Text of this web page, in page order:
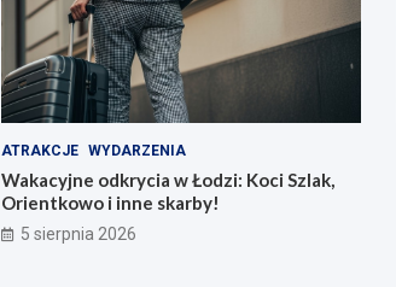
ATRAKCJE WYDARZENIA
Wakacyjne odkrycia w Łodzi: Koci Szlak,
Orientkowo i inne skarby!
5 sierpnia 2026